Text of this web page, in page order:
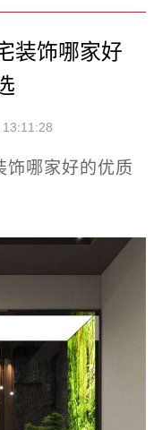
装饰哪家好
饰哪家好的优质